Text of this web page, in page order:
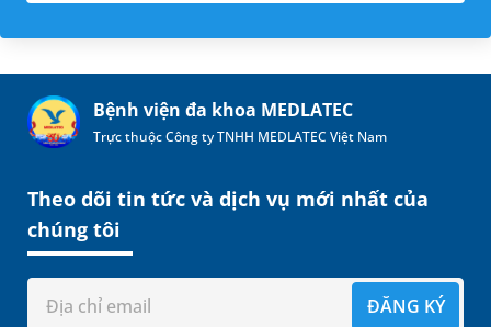
Bệnh viện đa khoa MEDLATEC
Trực thuộc Công ty TNHH MEDLATEC Việt Nam
Theo dõi tin tức và dịch vụ mới nhất của
chúng tôi
ĐĂNG KÝ